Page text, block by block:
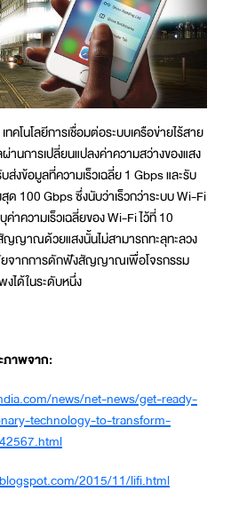
เทคโนโลยีการเชื่อมต่อระบบเครือข่ายไร้สาย
านการเปลี่ยนแปลงค่าความสว่างของแสง
ส่งข้อมูลที่ความเร็วเฉลี่ย 1 Gbps และรับ
ด 100 Gbps ซึ่งนับว่าเร็วกว่าระบบ Wi-Fi
ค่าความเร็วเฉลี่ยของ Wi-Fi ไว้ที่ 10
ญญาณด้วยแสงนั้นไม่สามารถทะลุทะลวง
จากการดักฟังสัญญาณเพื่อโจรกรรม
ได้ในระดับหนึ่ง
ภาพจาก:
news/net-news/get-ready-
technology-to-transform-
2015/11/lifi.html